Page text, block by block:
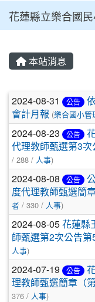
花蓮縣立樂合國
本站消息
文章列表
2024-08-31 公告
會計月報 (樂合國小管
2024-08-23 公告
代理教師甄選第3
/ 288 / 人事)
2024-08-08 公告
度代理教師甄選簡
者 / 330 / 人事)
2024-08-05花蓮縣
師甄選第2次公告
人事)
2024-07-19 公告
理教師甄選簡章（
376 / 人事)